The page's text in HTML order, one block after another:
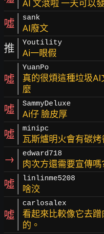
AI 文滾啦 一天可以
噓 sank
AI廢文
推 Youtility
Ai一眼假
噓
YuanPo
真的很煩這種垃圾
麼
噓 SammyDeluxe
Ai仔 臉皮厚
噓 minipc
瓦斯爐明火會有碳
→ edward718
肉次方還需要宣傳
噓 linlinme5208
啥洨
噓
carlosalex
看起來比較像它去
的。